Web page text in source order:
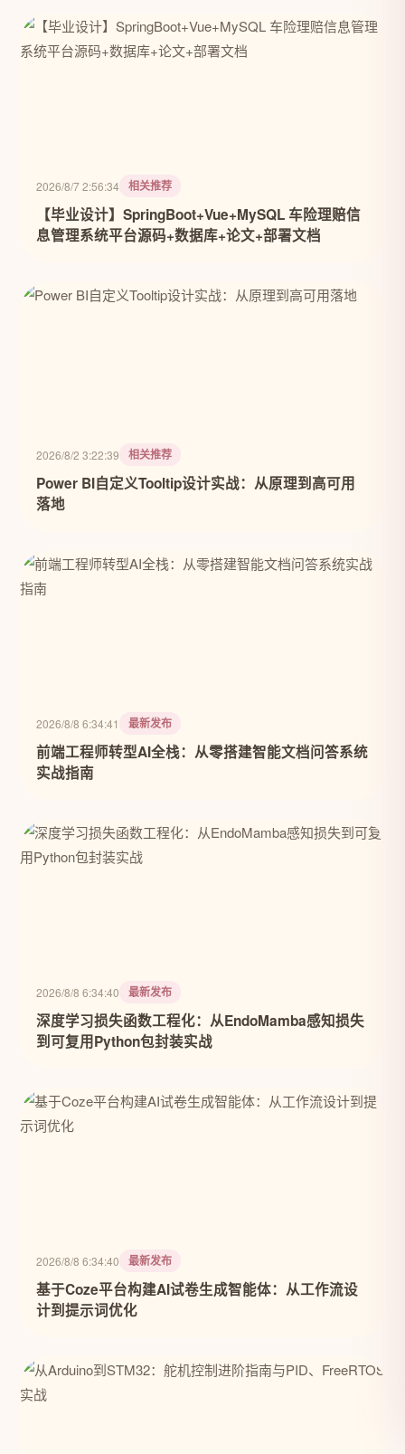
2026/8/7 2:56:34 相关推荐
【毕业设计】SpringBoot+Vue+MySQL 车险理赔信
息管理系统平台源码+数据库+论文+部署文档
2026/8/2 3:22:39 相关推荐
Power BI自定义Tooltip设计实战：从原理到高可用
落地
2026/8/8 6:34:41 最新发布
前端工程师转型AI全栈：从零搭建智能文档问答系统
实战指南
2026/8/8 6:34:40 最新发布
深度学习损失函数工程化：从EndoMamba感知损失
到可复用Python包封装实战
2026/8/8 6:34:40 最新发布
基于Coze平台构建AI试卷生成智能体：从工作流设
计到提示词优化